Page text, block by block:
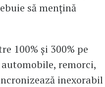
să mențină
100% și 300% pe
remorci,
inexorabil